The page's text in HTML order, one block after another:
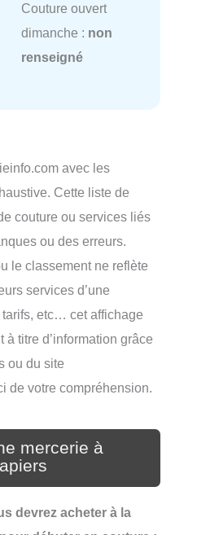
Couture ouvert
dimanche : non
renseigné
avec les
Cette liste de
couture ou services liés
ou des erreurs.
le classement ne reflète
services d’une
etc… cet affichage
titre d’information grâce
ou du site
de votre compréhension.
mercerie à
devrez acheter à la